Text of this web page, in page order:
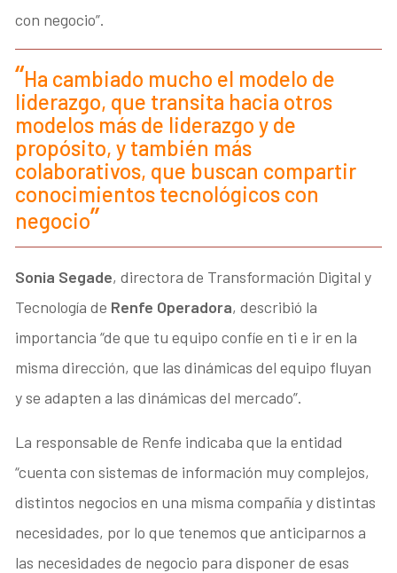
con negocio”.
Ha cambiado mucho el modelo de
liderazgo, que transita hacia otros
modelos más de liderazgo y de
propósito, y también más
colaborativos, que buscan compartir
conocimientos tecnológicos con
negocio
Sonia Segade, directora de Transformación Digital y
Tecnología de Renfe Operadora, describió la
importancia “de que tu equipo confíe en ti e ir en la
misma dirección, que las dinámicas del equipo fluyan
y se adapten a las dinámicas del mercado”.
La responsable de Renfe indicaba que la entidad
“cuenta con sistemas de información muy complejos,
distintos negocios en una misma compañía y distintas
necesidades, por lo que tenemos que anticiparnos a
las necesidades de negocio para disponer de esas